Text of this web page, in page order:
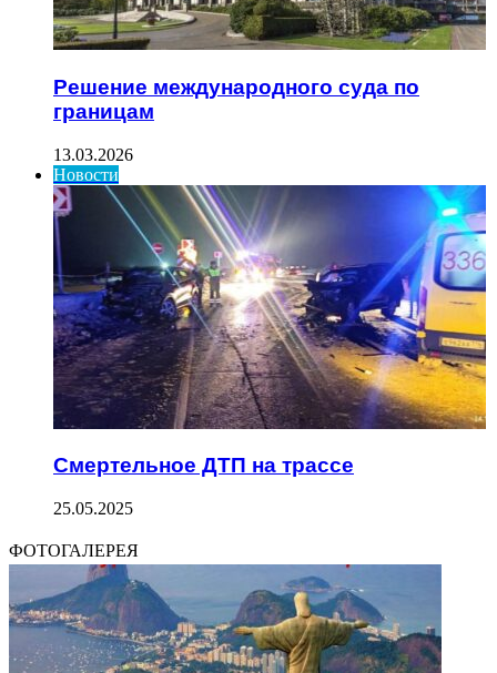
Решение международного суда по
границам
13.03.2026
Новости
Смертельное ДТП на трассе
25.05.2025
ФОТОГАЛЕРЕЯ